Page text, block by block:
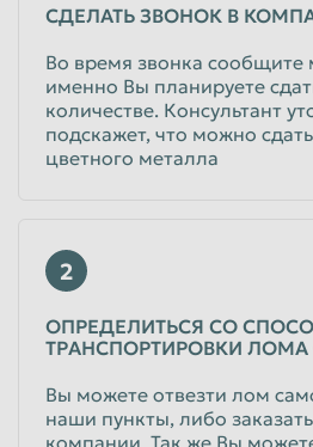
Физические лица
до 40
до 40 руб/кг
Физические лица
до 40
до 1030 руб/кг
СДЕЛАТЬ ЗВОНОК В
Во время звонка сообщите
именно Вы планируете
количестве. Консультант
подскажет, что можно
цветного металла
2
ОПРЕДЕЛИТЬСЯ СО
ТРАНСПОРТИРОВКИ
Вы можете отвезти лом
наши пункты, либо
компании. Так же Вы